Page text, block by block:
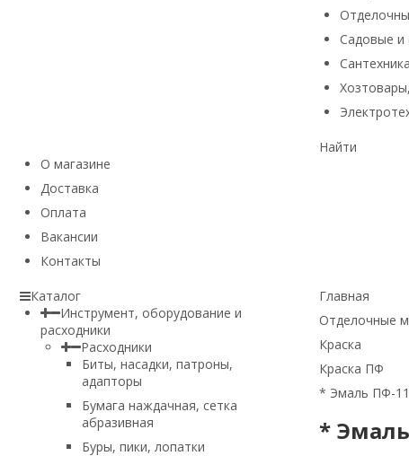
Садовые и
Сантехника
Найти
О магазине
Доставка
Оплата
Вакансии
Контакты
Главная
Отделочные
Краска
Краска ПФ
* Эмаль ПФ-
*
Каталог
Инструмент, оборудование и
расходники
Расходники
Биты, насадки, патроны,
адапторы
Бумага наждачная, сетка
абразивная
Буры, пики, лопатки